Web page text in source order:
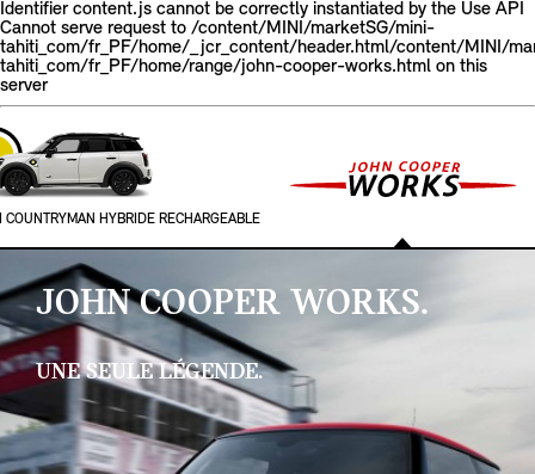
Identifier content.js cannot be correctly instantiated by the Use API
Cannot serve request to /content/MINI/marketSG/mini-
tahiti_com/fr_PF/home/_jcr_content/header.html/content/MINI/
tahiti_com/fr_PF/home/range/john-cooper-works.html on this
server
COUNTRYMAN HYBRIDE RECHARGEABLE
JOHN COOPER WORKS.
UNE SEULE LÉGENDE.